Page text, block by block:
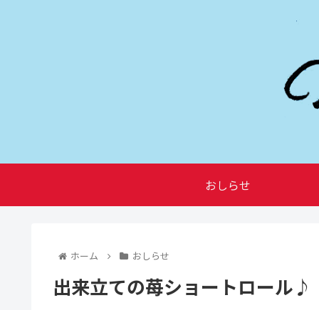
おしらせ
ホーム おしらせ
出来立ての苺ショートロール♪